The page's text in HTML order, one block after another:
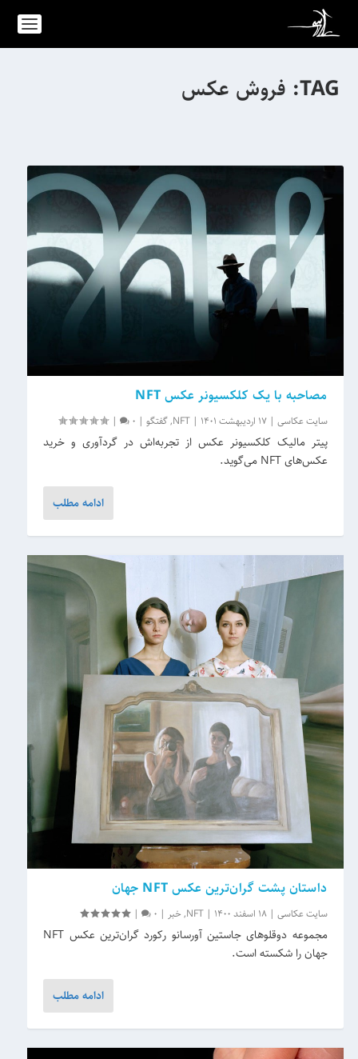
TAG: فروش عکس
مصاحبه با یک کلکسیونر عکس NFT
سایت عکاسی |17 اردیبهشت 1401 |
NFT
,گفتگو |
0
|
پیتر مالیک کلکسیونر عکس از تجربه‌اش در گردآوری و خرید
عکس‌های NFT می‌گوید.
ادامه مطلب
داستان پشت گران‌ترین عکس NFT جهان
سایت عکاسی |18 اسفند 1400 |
NFT
, خبر |
0
|
مجموعه دوقلوهای جاستین آورسانو رکورد گران‌ترین عکس NFT
جهان را شکسته است.
ادامه مطلب